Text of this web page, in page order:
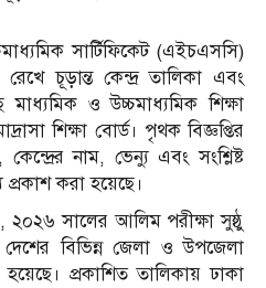
সার্টিফিকেট (এইচএসসি)
চূড়ান্ত কেন্দ্র তালিকা এবং
ও উচ্চমাধ্যমিক শিক্ষা
শিক্ষা বোর্ড। পৃথক বিজ্ঞপ্তির
নাম, ভেন্যু এবং সংশ্লিষ্ট
প্রকাশ করা হয়েছে।
২০২৬ সালের আলিম পরীক্ষা সুষ্ঠু
দেশের বিভিন্ন জেলা ও উপজেলা
হয়েছে। প্রকাশিত তালিকায় ঢাকা